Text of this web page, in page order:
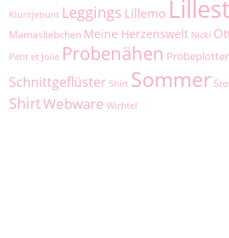
Kluntjebunt Leggings Lillemo
Mamasliebchen Meine Herzenswelt Nicki
Petit et Jolie Probenähen
Schnittgeflüster Shirt Sommer
ShirtWebware Wichtel